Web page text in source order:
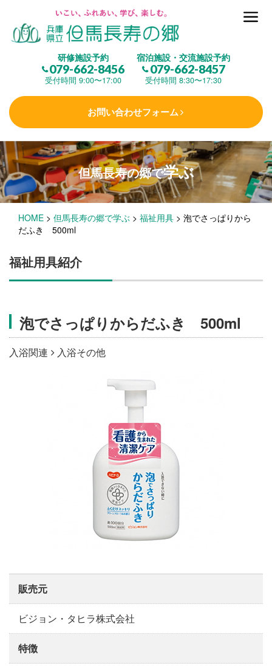
研修施設予約
079-662-8456
受付時間 9:00〜17:00
宿泊施設・交流施設予約
079-662-8457
受付時間 8:30〜17:30
お問い合わせフォーム
但馬長寿の郷とは
(研修施設)
楽しむ
学 ぶ(健康福祉)
泊まる(宿泊)
施設・料金
アクセス
但馬長寿の郷で学ぶ
HOME > 但馬長寿の郷で学ぶ > 福祉用具 > 泡でさっぱりから
だふき 500ml
福祉用具紹介
泡でさっぱりからだふき 500ml
入浴関連 入浴その他
販売元
ビジョン・タヒラ株式会社
特徴